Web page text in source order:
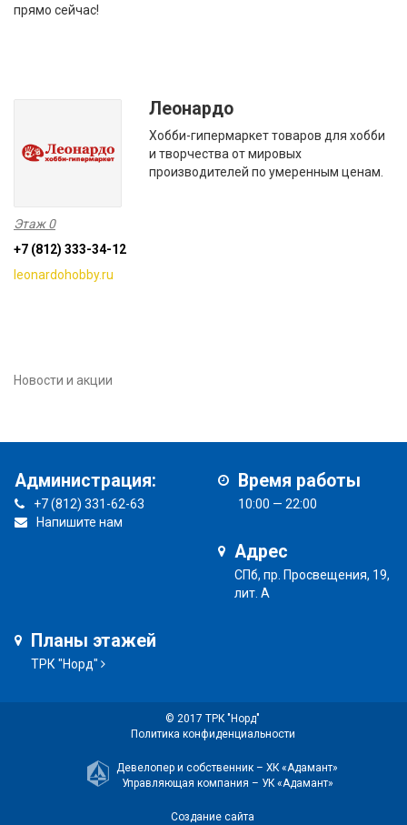
прямо сейчас!
Леонардо
Хобби-гипермаркет товаров для хобби
и творчества от мировых
производителей по умеренным ценам.
Этаж 0
+7 (812) 333-34-12
leonardohobby.ru
Новости и акции
Администрация:
+7 (812) 331-62-63
Напишите нам
Время работы
10:00 — 22:00
Адрес
СПб, пр. Просвещения, 19,
лит. А
Планы этажей
ТРК "Норд"
© 2017 ТРК "Норд"
Политика конфиденциальности
Девелопер и собственник – ХК «Адамант»
Управляющая компания – УК «Адамант»
Создание сайта